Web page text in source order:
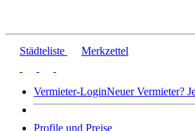
Städteliste Merkzettel
Vermieter-LoginNeuer Vermieter?
Profile und Preise